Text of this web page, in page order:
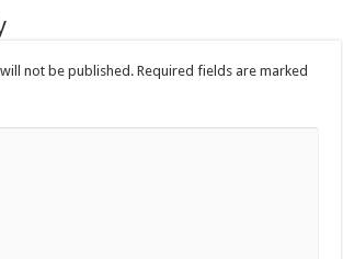
not be published. Required fields are marked